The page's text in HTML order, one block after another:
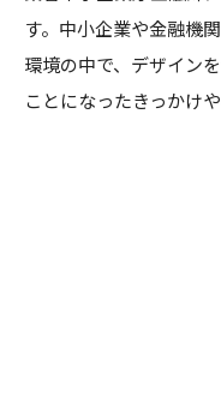
す。中小企業や金融機
環境の中で、デザイン
ことになったきっかけ